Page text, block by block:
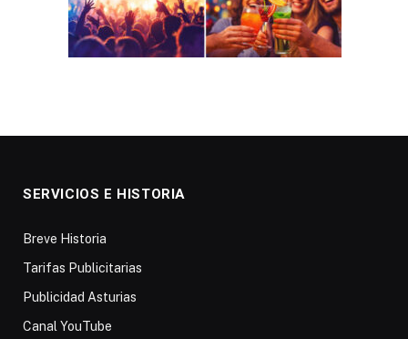
SERVICIOS E HISTORIA
Breve Historia
Tarifas Publicitarias
Publicidad Asturias
Canal YouTube